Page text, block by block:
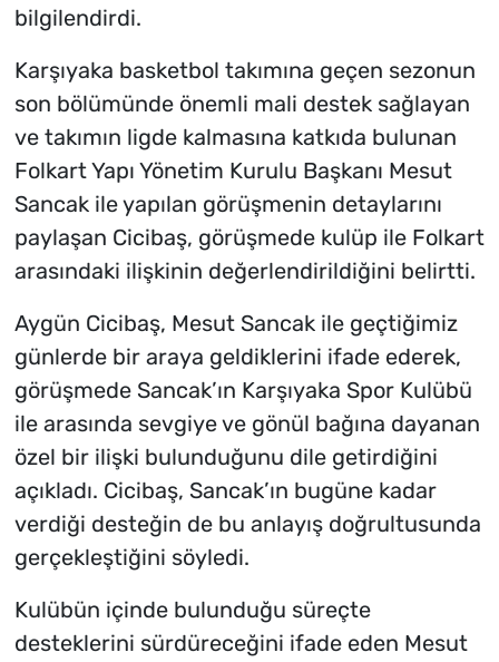
bilgilendirdi.
Karşıyaka basketbol takımına geçen sezonun
son bölümünde önemli mali destek sağlayan
ve takımın ligde kalmasına katkıda bulunan
Folkart Yapı Yönetim Kurulu Başkanı Mesut
Sancak ile yapılan görüşmenin detaylarını
paylaşan Cicibaş, görüşmede kulüp ile Folkart
arasındaki ilişkinin değerlendirildiğini belirtti.
Aygün Cicibaş, Mesut Sancak ile geçtiğimiz
günlerde bir araya geldiklerini ifade ederek,
görüşmede Sancak’ın Karşıyaka Spor Kulübü
ile arasında sevgiye ve gönül bağına dayanan
özel bir ilişki bulunduğunu dile getirdiğini
açıkladı. Cicibaş, Sancak’ın bugüne kadar
verdiği desteğin de bu anlayış doğrultusunda
gerçekleştiğini söyledi.
Kulübün içinde bulunduğu süreçte
desteklerini sürdüreceğini ifade eden Mesut